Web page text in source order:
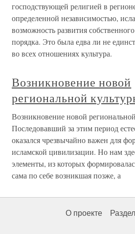
господствующей религией в
определенной независимостью,
возможность развития
порядка. Это была едва ли не
во всех отношениях культура.
Возникновение новой
региональной
Возникновение новой
Последовавший за этим период
оказался чрезвычайно важен для
исламской цивилизации. Но нам
элементы, из которых
сама по себе возникшая позже, а
О проекте